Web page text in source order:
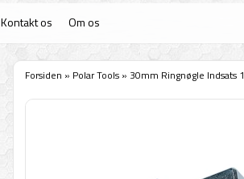
Kontakt os Om os
Forsiden » Polar Tools » 30mm Ringnøgle Indsats